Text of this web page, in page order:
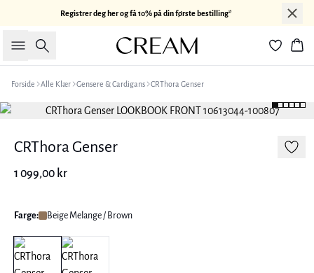
Registrer deg her og få 10% på din første bestilling*
Søk
Forside Alle Klær Gensere & Cardigans CRThora Genser
CRThora Genser
1 099,00 kr
Farge: Beige Melange / Brown